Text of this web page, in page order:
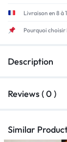
Livraison en 8 à
Pourquoi
Description
Reviews ( 0 )
Similar